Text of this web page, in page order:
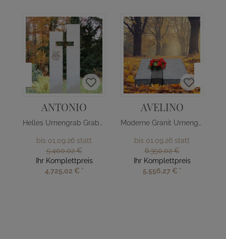
ANTONIO
Helles Urnengrab Grabmal mit Kreuz
bis 01.09.26 statt
5.400,02 €
Ihr Komplettpreis
4.725,02 € *
AVELINO
Moderne Granit Urnengrab Liegeplatte
bis 01.09.26 statt
6.350,02 €
Ihr Komplettpreis
5.556,27 € *